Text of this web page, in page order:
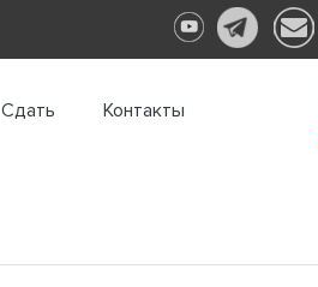
Сдать Контакты